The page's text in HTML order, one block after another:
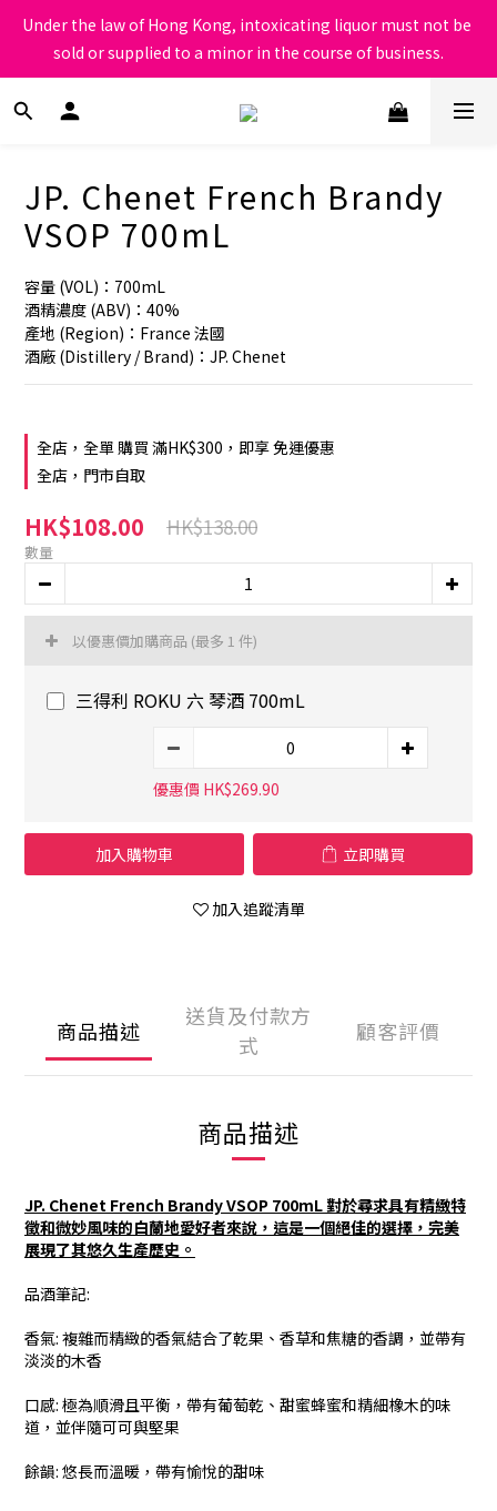
根據香港法律，不得在業務過程中，向未成年人售賣或供應令人醺
醉的酒類
Under the law of Hong Kong, intoxicating liquor must not be
sold or supplied to a minor in the course of business.
根據香港法律，不得在業務過程中，向未成年人售賣或供應令人醺
JP. Chenet French Brandy
VSOP 700mL
容量 (VOL)：700mL
酒精濃度 (ABV)：40%
產地 (Region)：France 法國
酒廠 (Distillery / Brand)：JP. Chenet
全店，全單 購買 滿HK$300，即享 免運優惠
全店，門市自取
HK$108.00 HK$138.00
數量
以優惠價加購商品 (最多 1 件)
三得利 ROKU 六 琴酒 700mL
優惠價 HK$269.90
加入購物車 立即購買
加入追蹤清單
商品描述
送貨及付款方
式
顧客評價
商品描述
JP. Chenet French Brandy VSOP 700mL對於尋求具有精緻特
徵和微妙風味的白蘭地愛好者來說，這是一個絕佳的選擇，完美
展現了其悠久生產歷史。
品酒筆記:
香氣: 複雜而精緻的香氣結合了乾果、香草和焦糖的香調，並帶有
淡淡的木香
口感: 極為順滑且平衡，帶有葡萄乾、甜蜜蜂蜜和精細橡木的味
道，並伴隨可可與堅果
餘韻: 悠長而溫暖，帶有愉悅的甜味